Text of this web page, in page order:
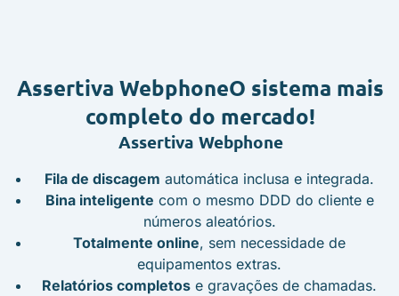
Assertiva WebphoneO sistema mais
completo do mercado!
Assertiva Webphone
Fila de discagem automática inclusa e integrada.
Bina inteligente com o mesmo DDD do cliente e
números aleatórios.
Totalmente online, sem necessidade de
equipamentos extras.
Relatórios completos e gravações de chamadas.